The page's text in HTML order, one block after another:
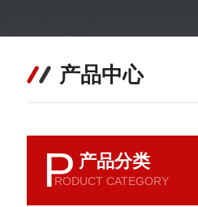
产品中心
P 产品分类
RODUCT CATEGORY